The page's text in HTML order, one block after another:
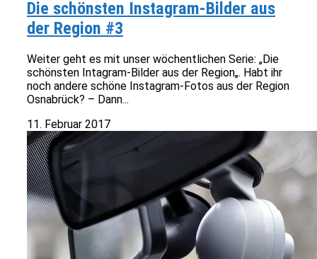
Die schönsten Instagram-Bilder aus
der Region #3
Weiter geht es mit unser wöchentlichen Serie: „Die
schönsten Intagram-Bilder aus der Region„. Habt ihr
noch andere schöne Instagram-Fotos aus der Region
Osnabrück? – Dann...
11. Februar 2017